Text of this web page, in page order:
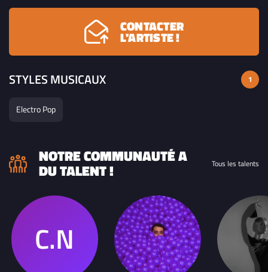
CONTACTER
L'ARTISTE !
STYLES MUSICAUX 1
Electro Pop
NOTRE COMMUNAUTÉ A
DU TALENT ! Tous les talents